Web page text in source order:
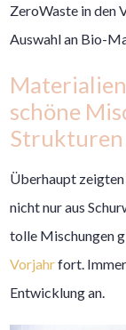
ZeroWaste in den
Auswahl an Bio-
schöne
Strukturen
Überhaupt
nicht nur aus
tolle Mischungen
Vorjahrfort.
Entwicklung an.